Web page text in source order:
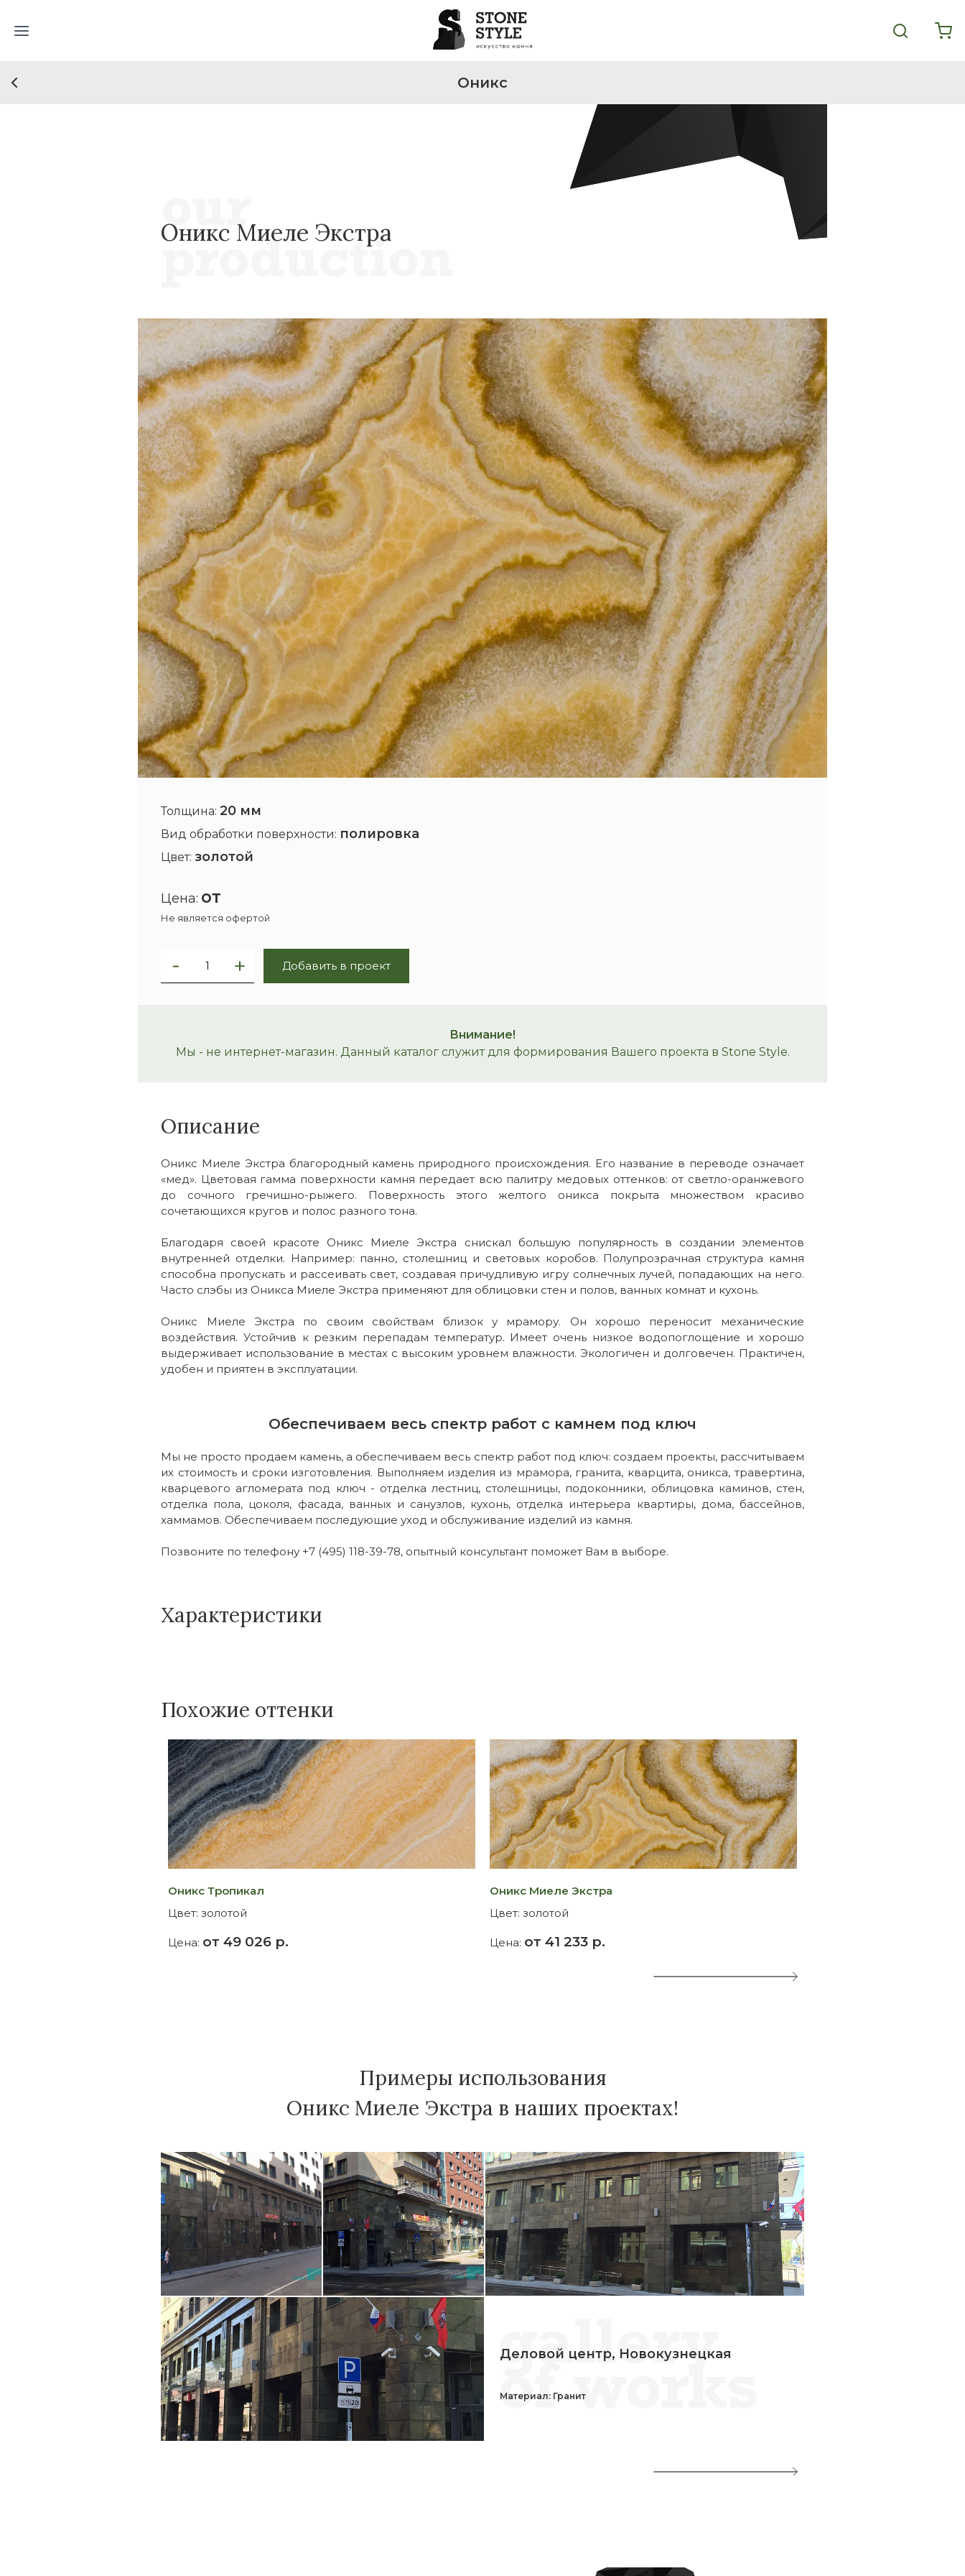
Оникс
Оникс Миеле Экстра
Толщина: 20 мм
Вид обработки поверхности: полировка
Цвет:золотой
Цена: от
Не является офертой
Добавить в проект
Внимание!
Мы - не интернет-магазин. Данный каталог служит для формирования Вашего проекта в Stone Style.
Описание
Оникс Миеле Экстра благородный камень природного происхождения. Его название в переводе означает
«мед». Цветовая гамма поверхности камня передает всю палитру медовых оттенков: от светло-оранжевого
до сочного гречишно-рыжего. Поверхность этого желтого оникса покрыта множеством красиво
сочетающихся кругов и полос разного тона.
Благодаря своей красоте Оникс Миеле Экстра снискал большую популярность в создании элементов
внутренней отделки. Например: панно, столешниц и световых коробов. Полупрозрачная структура камня
способна пропускать и рассеивать свет, создавая причудливую игру солнечных лучей, попадающих на него.
Часто слэбы из Оникса Миеле Экстра применяют для облицовки стен и полов, ванных комнат и кухонь.
Оникс Миеле Экстра по своим свойствам близок у мрамору. Он хорошо переносит механические
воздействия. Устойчив к резким перепадам температур. Имеет очень низкое водопоглощение и хорошо
выдерживает использование в местах с высоким уровнем влажности. Экологичен и долговечен. Практичен,
удобен и приятен в эксплуатации.
Обеспечиваем весь спектр работ с камнем под ключ
Мы не просто продаем камень, а обеспечиваем весь спектр работ под ключ: создаем проекты, рассчитываем
их стоимость и сроки изготовления. Выполняем изделия из мрамора, гранита, кварцита, оникса, травертина,
кварцевого агломерата под ключ - отделка лестниц, столешницы, подоконники, облицовка каминов, стен,
отделка пола, цоколя, фасада, ванных и санузлов, кухонь, отделка интерьера квартиры, дома, бассейнов,
хаммамов. Обеспечиваем последующие уход и обслуживание изделий из камня.
Позвоните по телефону +7 (495) 118-39-78, опытный консультант поможет Вам в выборе.
Характеристики
Похожие оттенки
Оникс Тропикал
Цвет: золотой
Цена: от 49 026 р.
Оникс Миеле Экстра
Цвет: золотой
Цена: от 41 233 р.
Примеры использования
Оникс Миеле Экстра в наших проектах!
Деловой центр, Новокузнецкая
Материал: Гранит